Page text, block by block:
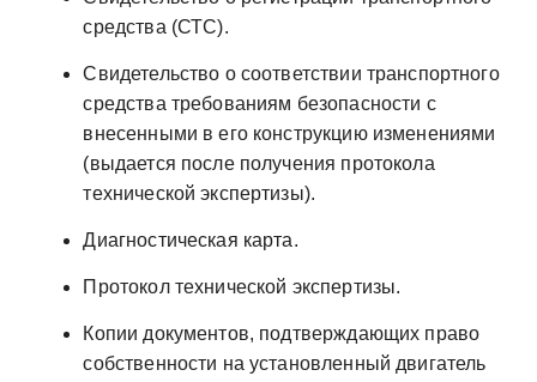
средства (СТС).
Свидетельство о соответствии транспортного
средства требованиям безопасности с
внесенными в его конструкцию изменениями
(выдается после получения протокола
технической экспертизы).
Диагностическая карта.
Протокол технической экспертизы.
Копии документов, подтверждающих право
собственности на установленный двигатель